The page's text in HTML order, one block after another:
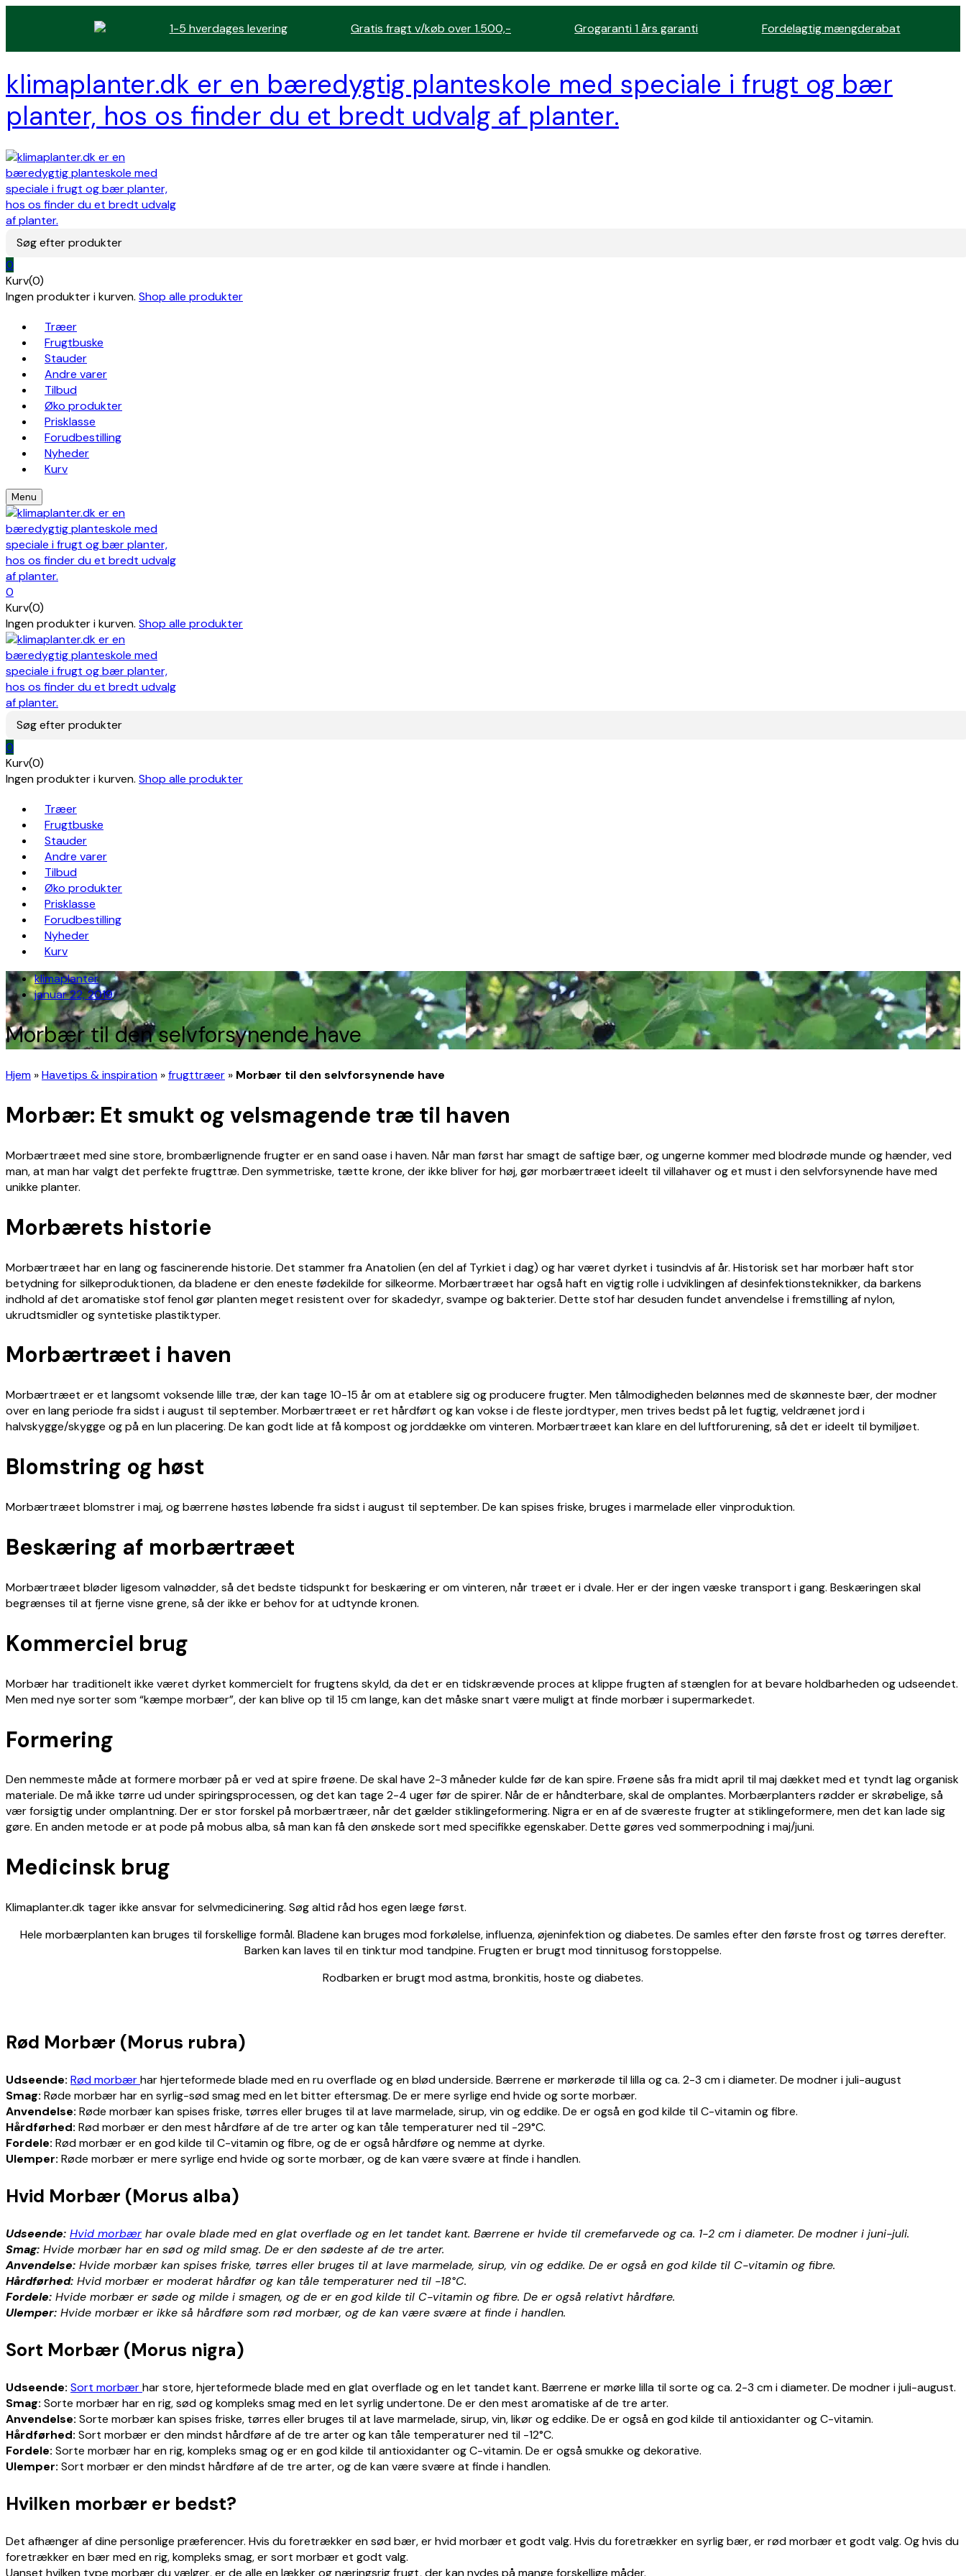
1-5 hverdages levering Gratis fragt v/køb over 1.500,- Grogaranti 1 års garanti Fordelagtig mængderabat
klimaplanter.dk er en bæredygtig planteskole med speciale i frugt og bær
planter, hos os finder du et bredt udvalg af planter.
Søg efter produkter
0
Kurv(0)
Ingen produkter i kurven. Shop alle produkter
Træer
Frugtbuske
Stauder
Andre varer
Tilbud
Øko produkter
Prisklasse
Forudbestilling
Nyheder
Kurv
Menu
0
Kurv(0)
Ingen produkter i kurven. Shop alle produkter
Søg efter produkter
0
Kurv(0)
Ingen produkter i kurven. Shop alle produkter
Træer
Frugtbuske
Stauder
Andre varer
Tilbud
Øko produkter
Prisklasse
Forudbestilling
Nyheder
Kurv
klimaplanter
januar 22, 2019
Morbær til den selvforsynende have
Hjem »Havetips & inspiration »frugttræer » Morbær til den selvforsynende have
Morbær: Et smukt og velsmagende træ til haven
Morbærtræet med sine store, brombærlignende frugter er en sand oase i haven. Når man først har smagt de saftige bær, og ungerne kommer med blodrøde munde og hænder, ved
man, at man har valgt det perfekte frugttræ. Den symmetriske, tætte krone, der ikke bliver for høj, gør morbærtræet ideelt til villahaver og et must i den selvforsynende have med
unikke planter.
Morbærets historie
Morbærtræet har en lang og fascinerende historie. Det stammer fra Anatolien (en del af Tyrkiet i dag) og har været dyrket i tusindvis af år. Historisk set har morbær haft stor
betydning for silkeproduktionen, da bladene er den eneste fødekilde for silkeorme. Morbærtræet har også haft en vigtig rolle i udviklingen af desinfektionsteknikker, da barkens
indhold af det aromatiske stof fenol gør planten meget resistent over for skadedyr, svampe og bakterier. Dette stof har desuden fundet anvendelse i fremstilling af nylon,
ukrudtsmidler og syntetiske plastiktyper.
Morbærtræet i haven
Morbærtræet er et langsomt voksende lille træ, der kan tage 10-15 år om at etablere sig og producere frugter. Men tålmodigheden belønnes med de skønneste bær, der modner
over en lang periode fra sidst i august til september. Morbærtræet er ret hårdført og kan vokse i de fleste jordtyper, men trives bedst på let fugtig, veldrænet jord i
halvskygge/skygge og på en lun placering. De kan godt lide at få kompost og jorddække om vinteren. Morbærtræet kan klare en del luftforurening, så det er ideelt til bymiljøet.
Blomstring og høst
Morbærtræet blomstrer i maj, og bærrene høstes løbende fra sidst i august til september. De kan spises friske, bruges i marmelade eller vinproduktion.
Beskæring af morbærtræet
Morbærtræet bløder ligesom valnødder, så det bedste tidspunkt for beskæring er om vinteren, når træet er i dvale. Her er der ingen væske transport i gang. Beskæringen skal
begrænses til at fjerne visne grene, så der ikke er behov for at udtynde kronen.
Kommerciel brug
Morbær har traditionelt ikke været dyrket kommercielt for frugtens skyld, da det er en tidskrævende proces at klippe frugten af stænglen for at bevare holdbarheden og udseendet.
Men med nye sorter som “kæmpe morbær”, der kan blive op til 15 cm lange, kan det måske snart være muligt at finde morbær i supermarkedet.
Formering
Den nemmeste måde at formere morbær på er ved at spire frøene. De skal have 2-3 måneder kulde før de kan spire. Frøene sås fra midt april til maj dækket med et tyndt lag organisk
materiale. De må ikke tørre ud under spiringsprocessen, og det kan tage 2-4 uger før de spirer. Når de er håndterbare, skal de omplantes. Morbærplanters rødder er skrøbelige, så
vær forsigtig under omplantning. Der er stor forskel på morbærtræer, når det gælder stiklingeformering. Nigra er en af de sværeste frugter at stiklingeformere, men det kan lade sig
gøre. En anden metode er at pode på mobus alba, så man kan få den ønskede sort med specifikke egenskaber. Dette gøres ved sommerpodning i maj/juni.
Medicinsk brug
Klimaplanter.dk tager ikke ansvar for selvmedicinering. Søg altid råd hos egen læge først.
Hele morbærplanten kan bruges til forskellige formål. Bladene kan bruges mod forkølelse,influenza,øjeninfektion og diabetes. De samles efter den første frost og tørres derefter.
Barken kan laves til en tinktur mod tandpine. Frugten er brugt mod tinnitusog forstoppelse.
Rodbarken er brugt mod astma, bronkitis, hoste og diabetes.
Rød Morbær (Morus rubra)
Udseende: Rød morbærhar hjerteformede blade med en ru overflade og en blød underside. Bærrene er mørkerøde til lilla og ca. 2-3 cm i diameter. De modner i juli-august
Smag: Røde morbær har en syrlig-sød smag med en let bitter eftersmag. De er mere syrlige end hvide og sorte morbær.
Anvendelse: Røde morbær kan spises friske, tørres eller bruges til at lave marmelade, sirup, vin og eddike. De er også en god kilde til C-vitamin og fibre.
Hårdførhed: Rød morbær er den mest hårdføre af de tre arter og kan tåle temperaturer ned til -29°C.
Fordele: Rød morbær er en god kilde til C-vitamin og fibre, og de er også hårdføre og nemme at dyrke.
Ulemper: Røde morbær er mere syrlige end hvide og sorte morbær, og de kan være svære at finde i handlen.
Hvid Morbær (Morus alba)
Udseende: Hvid morbærhar ovale blade med en glat overflade og en let tandet kant. Bærrene er hvide til cremefarvede og ca. 1-2 cm i diameter. De modner i juni-juli.
Smag: Hvide morbær har en sød og mild smag. De er den sødeste af de tre arter.
Anvendelse: Hvide morbær kan spises friske, tørres eller bruges til at lave marmelade, sirup, vin og eddike. De er også en god kilde til C-vitamin og fibre.
Hårdførhed: Hvid morbær er moderat hårdfør og kan tåle temperaturer ned til -18°C.
Fordele: Hvide morbær er søde og milde i smagen, og de er en god kilde til C-vitamin og fibre. De er også relativt hårdføre.
Ulemper: Hvide morbær er ikke så hårdføre som rød morbær, og de kan være svære at finde i handlen.
Sort Morbær (Morus nigra)
Udseende: Sort morbærhar store, hjerteformede blade med en glat overflade og en let tandet kant. Bærrene er mørke lilla til sorte og ca. 2-3 cm i diameter. De modner i juli-august.
Smag: Sorte morbær har en rig, sød og kompleks smag med en let syrlig undertone. De er den mest aromatiske af de tre arter.
Anvendelse: Sorte morbær kan spises friske, tørres eller bruges til at lave marmelade, sirup, vin, likør og eddike. De er også en god kilde til antioxidanter og C-vitamin.
Hårdførhed: Sort morbær er den mindst hårdføre af de tre arter og kan tåle temperaturer ned til -12°C.
Fordele: Sorte morbær har en rig, kompleks smag og er en god kilde til antioxidanter og C-vitamin. De er også smukke og dekorative.
Ulemper: Sort morbær er den mindst hårdføre af de tre arter, og de kan være svære at finde i handlen.
Hvilken morbær er bedst?
Det afhænger af dine personlige præferencer. Hvis du foretrækker en sød bær, er hvid morbær et godt valg. Hvis du foretrækker en syrlig bær, er rød morbær et godt valg. Og hvis du
foretrækker en bær med en rig, kompleks smag, er sort morbær et godt valg.
Uanset hvilken type morbær du vælger, er de alle en lækker og næringsrig frugt, der kan nydes på mange forskellige måder.